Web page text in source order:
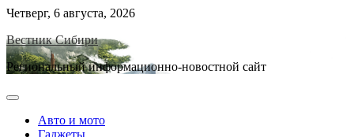
Skip
content
Четверг, 6 августа, 2026
Вестник Сибири
Региональный информационно-новостной сайт
Авто и мото
Гаджеты